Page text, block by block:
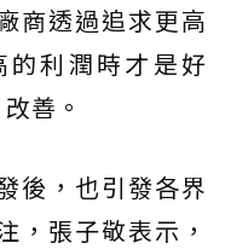
商透過追求更高
利潤時才是好
善。
後，也引發各界
，張子敬表示，